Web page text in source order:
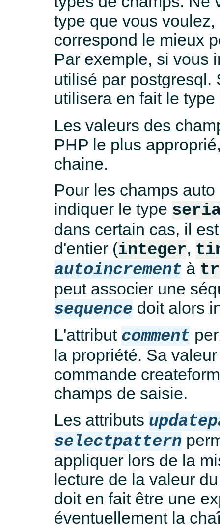
type que vous
correspond le mieux
Par exemple, si vous
utilisé par postgresql.
utilisera en fait le type
Les valeurs des
PHP le plus
chaine.
Pour les champs
indiquer le type
dans certain cas, il
d'entier (integer,
autoincrement à
peut associer une
sequence doit alors
L'attribut comment
la propriété. Sa
commande
champs de saisie.
Les attributs
selectpattern
appliquer lors de la
lecture de la valeur
doit en fait être une
éventuellement la